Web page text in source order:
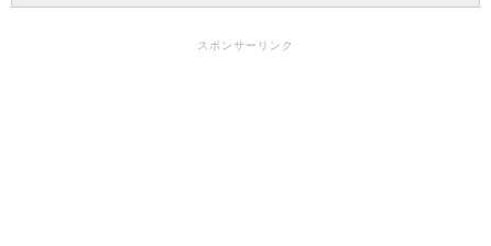
スポンサーリンク